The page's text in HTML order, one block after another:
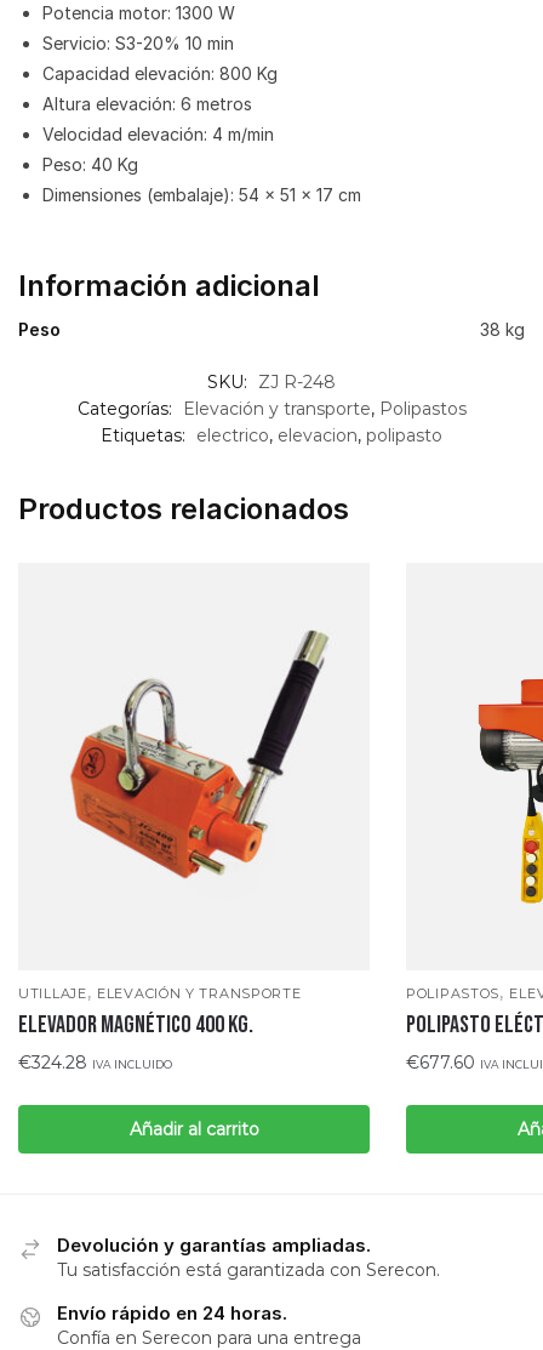
Potencia motor: 1300 W
Servicio: S3-20% 10 min
Capacidad elevación: 800 Kg
Altura elevación: 6 metros
Velocidad elevación: 4 m/min
Peso: 40 Kg
Dimensiones (embalaje): 54 x 51 x 17 cm
Información adicional
Peso 38 kg
SKU:
ZJ R-248
Categorías:
Elevación y transporte, Polipastos
Etiquetas:
electrico, elevacion, polipasto
Productos relacionados
UTILLAJE, ELEVACIÓN Y TRANSPORTE
ELEVADOR MAGNÉTICO 400 KG.
€324.28 IVA INCLUIDO
Añadir al carrito
POLIPASTOS,
POLIPASTO
€677.60 IVA
Devolución y garantías ampliadas.
Tu satisfacción está garantizada con Serecon.
Envío rápido en 24 horas.
Confía en Serecon para una entrega